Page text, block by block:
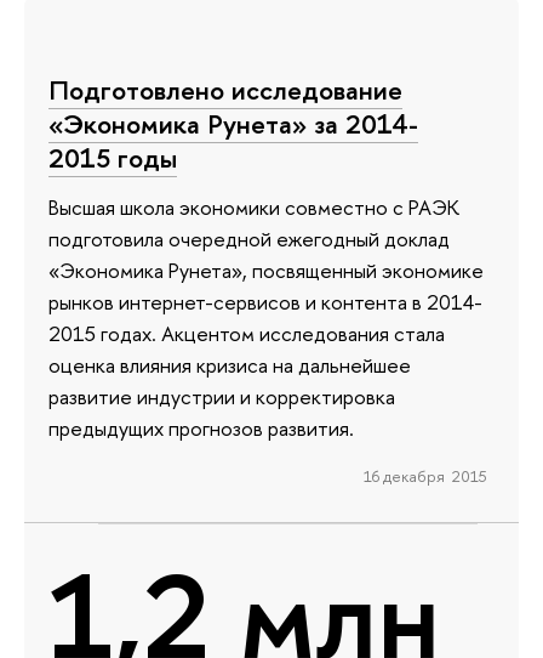
Подготовлено исследование
«Экономика Рунета» за 2014-
2015 годы
Высшая школа экономики совместно с РАЭК
подготовила очередной ежегодный доклад
«Экономика Рунета», посвященный экономике
рынков интернет-сервисов и контента в 2014-
2015 годах. Акцентом исследования стала
оценка влияния кризиса на дальнейшее
развитие индустрии и корректировка
предыдущих прогнозов развития.
16 декабря 2015
1,2 млн